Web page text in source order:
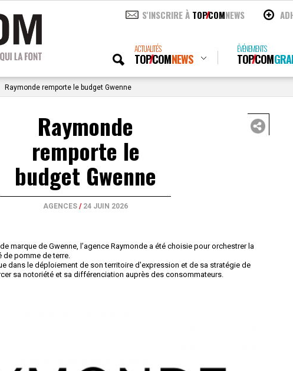
S'INSCRIRE À TOPCOMNEWS
ACTUALITÉS
TOPCOMNEWS
ÉVÉNEMENTS
TOPCOM
Raymonde remporte le budget Gwenne
Raymonde
remporte le
budget Gwenne
AGENCES / 24 JUIN 2026
marque de Gwenne, l’agence Raymonde a été choisie pour orchestrer la
de pomme de terre.
dans le déploiement de son territoire d'expression et de sa stratégie de
sa notoriété et sa différenciation auprès des consommateurs.